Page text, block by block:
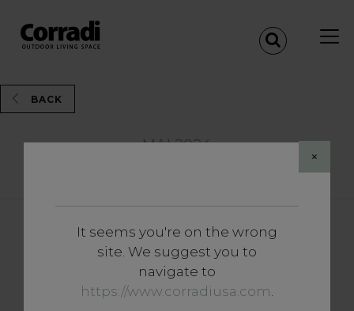
×
It seems you're on the wrong
site. We suggest you to
navigate to
https://www.corradiusa.com.
BACK
MAI 2024
Vertiefungen
So überdachen Sie einen
Outdoor-Bereich mit den